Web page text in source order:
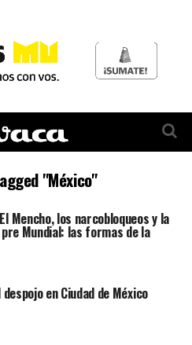
"México"
Mencho, los narcobloqueos y la
Mundial: las formas de la
en Ciudad de México